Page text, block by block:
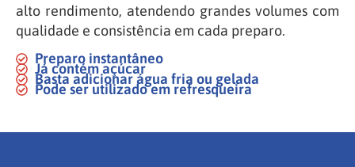
alto rendimento, atendendo grandes volumes com
qualidade e consistência em cada preparo.
Preparo instantâneo
Já contém açúcar
Basta adicionar água fria ou gelada
Pode ser utilizado em refresqueira